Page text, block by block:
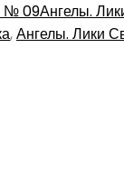
№ 09Ангелы.
,Ангелы. Лики